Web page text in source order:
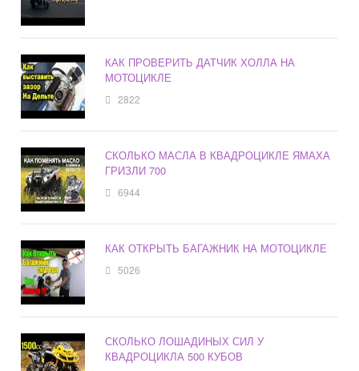
КАК ПРОВЕРИТЬ ДАТЧИК ХОЛЛА НА
МОТОЦИКЛЕ
2822
СКОЛЬКО МАСЛА В КВАДРОЦИКЛЕ ЯМАХА
ГРИЗЛИ 700
6944
КАК ОТКРЫТЬ БАГАЖНИК НА МОТОЦИКЛЕ
5026
СКОЛЬКО ЛОШАДИНЫХ СИЛ У
КВАДРОЦИКЛА 500 КУБОВ